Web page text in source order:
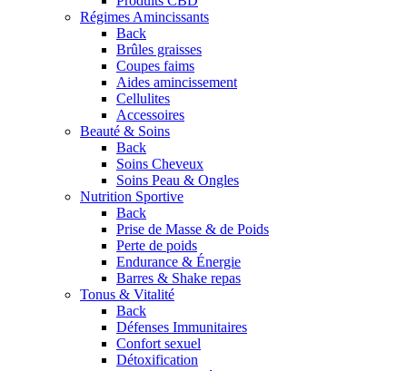
Régimes Amincissants
Back
Brûles graisses
Coupes faims
Aides amincissement
Cellulites
Accessoires
Beauté & Soins
Back
Soins Cheveux
Soins Peau & Ongles
Nutrition Sportive
Back
Prise de Masse & de Poids
Perte de poids
Endurance & Énergie
Barres & Shake repas
Tonus & Vitalité
Back
Défenses Immunitaires
Confort sexuel
Détoxification